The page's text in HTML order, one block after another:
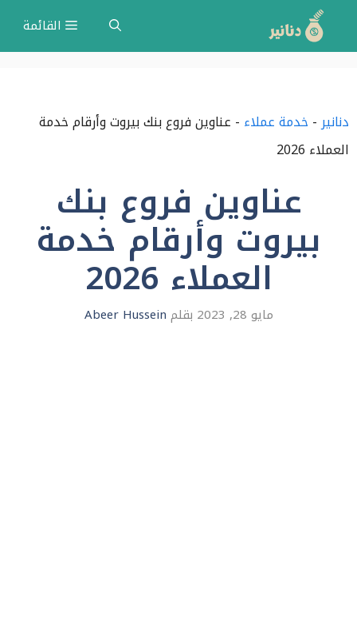
انتقل
إلى
القائمة
دنانير- خدمة عملاء - عناوين فروع بنك بيروت وأرقام خدمة
العملاء 2026
عناوين فروع بنك
بيروت وأرقام خدمة
العملاء 2026
مايو 28, 2023 بقلم Abeer Hussein